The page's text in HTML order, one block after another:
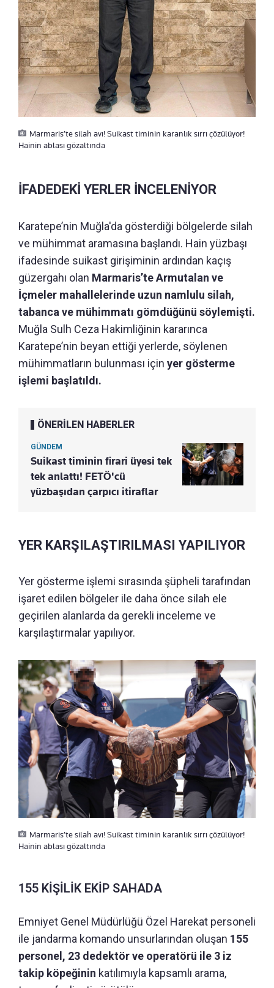
Marmaris’te silah avı! Suikast timinin karanlık sırrı çözülüyor!
Hainin ablası gözaltında
İFADEDEKİ YERLER İNCELENİYOR
Karatepe’nin Muğla'da gösterdiği bölgelerde silah
ve mühimmat aramasına başlandı. Hain yüzbaşı
ifadesinde suikast girişiminin ardından kaçış
güzergahı olan Marmaris’te Armutalan ve
İçmeler mahallelerinde uzun namlulu silah,
tabanca ve mühimmatı gömdüğünü söylemişti.
Muğla Sulh Ceza Hakimliğinin kararınca
Karatepe’nin beyan ettiği yerlerde, söylenen
mühimmatların bulunması için yer gösterme
işlemi başlatıldı.
ÖNERİLEN HABERLER
GÜNDEM
Suikast timinin firari üyesi tek
tek anlattı! FETÖ'cü
yüzbaşıdan çarpıcı itiraflar
YER KARŞILAŞTIRILMASI YAPILIYOR
Yer gösterme işlemi sırasında şüpheli tarafından
işaret edilen bölgeler ile daha önce silah ele
geçirilen alanlarda da gerekli inceleme ve
karşılaştırmalar yapılıyor.
Marmaris’te silah avı! Suikast timinin karanlık sırrı çözülüyor!
Hainin ablası gözaltında
155 KİŞİLİK EKİP SAHADA
Emniyet Genel Müdürlüğü Özel Harekat personeli
ile jandarma komando unsurlarından oluşan 155
personel, 23 dedektör ve operatörü ile 3 iz
takip köpeğinin katılımıyla kapsamlı arama,